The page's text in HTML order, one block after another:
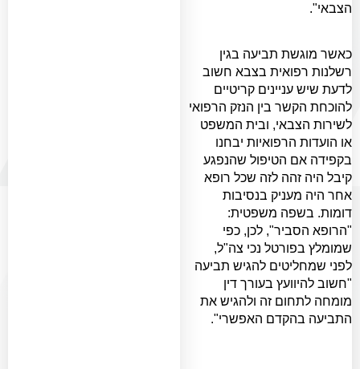
הצבאי".
כאשר מוגשת תביעה בגין
רשלנות רפואית בצבא חשוב
לדעת שיש עניינים קריטיים
להוכחת הקשר בין הנזק הרפואי
לשירות הצבאי, ובית המשפט
או הועדות הרפואיות יבחנו
בקפידה אם הטיפול שהנפגע
קיבל היה זהה לזה שכל רופא
אחר היה מעניק בנסיבות
דומות. בשפה משפטית:
"הרופא הסביר", לכן, כפי
שמומלץ בפורטל נכי צה"ל,
לפני שמחליטים להגיש תביעה
"חשוב להיוועץ בעורך דין
מומחה לתחום זה ולהגיש את
התביעה בהקדם האפשרי".